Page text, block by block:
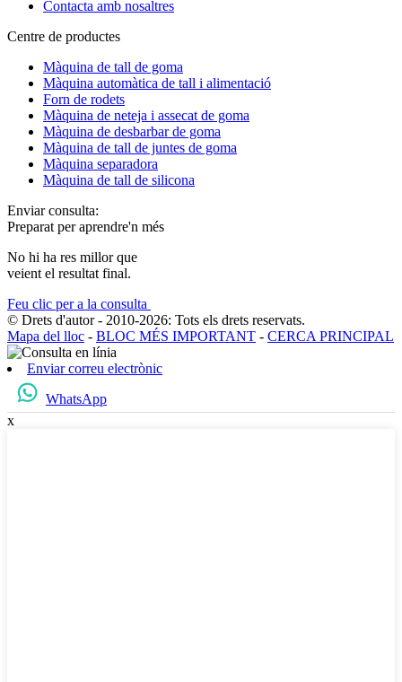
Contacta amb nosaltres
Centre de productes
Màquina de tall de goma
Màquina automàtica de tall i alimentació
Forn de rodets
Màquina de neteja i assecat de goma
Màquina de desbarbar de goma
Màquina de tall de juntes de goma
Màquina separadora
Màquina de tall de silicona
Enviar consulta:
Preparat per aprendre'n més
No hi ha res millor que
veient el resultat final.
Feu clic per a la consulta
© Drets d'autor - 2010-2026: Tots els drets reservats.
Mapa del lloc - BLOC MÉS IMPORTANT - CERCA PRINCIPAL
Enviar correu electrònic
WhatsApp
x